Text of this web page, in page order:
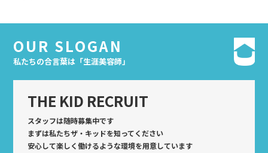
OUR SLOGAN
私たちの合言葉は「生涯美容師」
THE KID RECRUIT
スタッフは随時募集中です
まずは私たちザ・キッドを知ってください
安心して楽しく働けるような環境を用意しています